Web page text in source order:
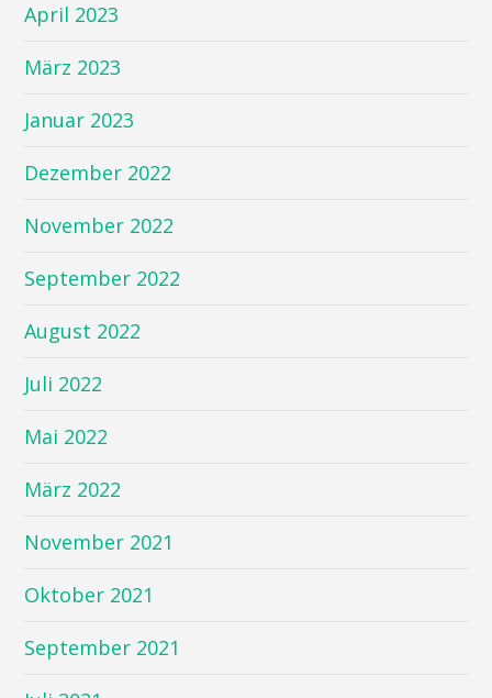
April 2023
März 2023
Januar 2023
Dezember 2022
November 2022
September 2022
August 2022
Juli 2022
Mai 2022
März 2022
November 2021
Oktober 2021
September 2021